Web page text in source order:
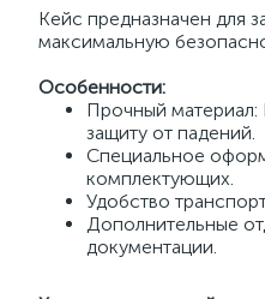
Кейс предназначен для
максимальную
Особенности:
Прочный материал:
защиту от падений.
Специальное
комплектующих.
Удобство
Дополнительные
документации.